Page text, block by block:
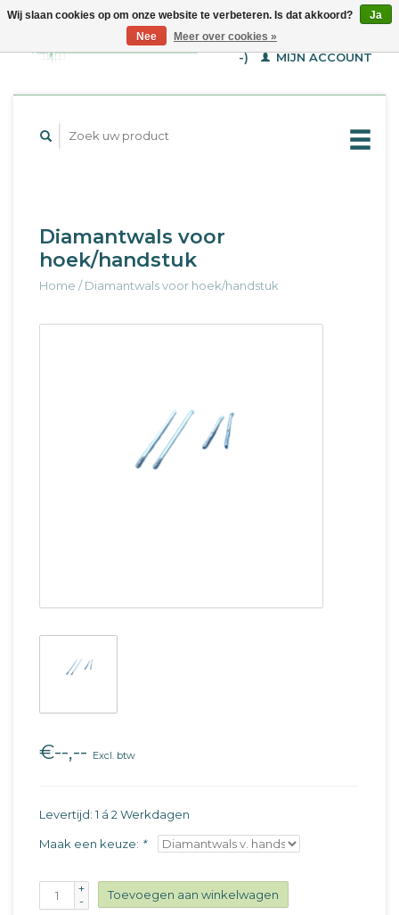
WINKELWAGEN (€--,-
-)
MIJN ACCOUNT
Diamantwals voor
hoek/handstuk
Home /Diamantwals voor hoek/handstuk
€--,-- Excl. btw
Levertijd: 1 á 2 Werkdagen
Maak een keuze: *
+
-
Toevoegen aan winkelwagen
Wij slaan cookies op om onze website te verbeteren. Is dat akkoord?
Ja
Nee
Meer over cookies »